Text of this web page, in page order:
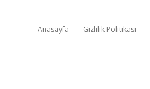
Anasayfa Gizlilik Politikası